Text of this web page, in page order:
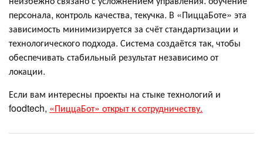
персонала, контроль качества, текучка. В «ПиццаБоте» эта
зависимость минимизируется за счёт стандартизации и
технологического подхода. Система создаётся так, чтобы
обеспечивать стабильный результат независимо от
локации.
Если вам интересны проекты на стыке технологий и
foodtech, «ПиццаБот» открыт к сотрудничеству.